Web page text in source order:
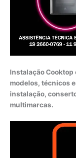
Instalação Cooktop
modelos, técnicos
instalação,
multimarcas.